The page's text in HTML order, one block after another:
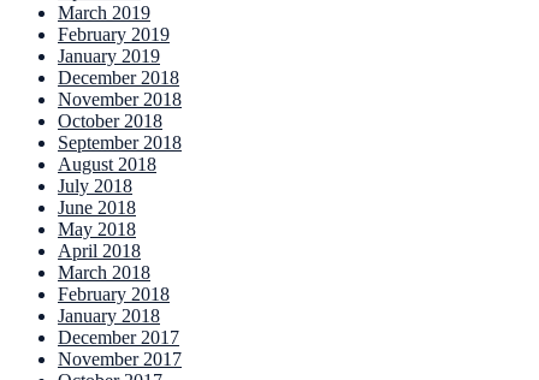
March 2019
February 2019
January 2019
December 2018
November 2018
October 2018
September 2018
August 2018
July 2018
June 2018
May 2018
April 2018
March 2018
February 2018
January 2018
December 2017
November 2017